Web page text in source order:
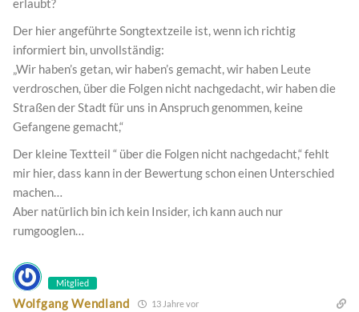
Der hier angeführte Songtextzeile ist, wenn ich richtig
informiert bin, unvollständig:
„Wir haben’s getan, wir haben’s gemacht, wir haben Leute
verdroschen, über die Folgen nicht nachgedacht, wir haben die
Straßen der Stadt für uns in Anspruch genommen, keine
Gefangene gemacht,“
Der kleine Textteil “ über die Folgen nicht nachgedacht,“ fehlt
mir hier, dass kann in der Bewertung schon einen Unterschied
machen…
Aber natürlich bin ich kein Insider, ich kann auch nur
rumgooglen…
Mitglied
Wolfgang Wendland 13 Jahre vor